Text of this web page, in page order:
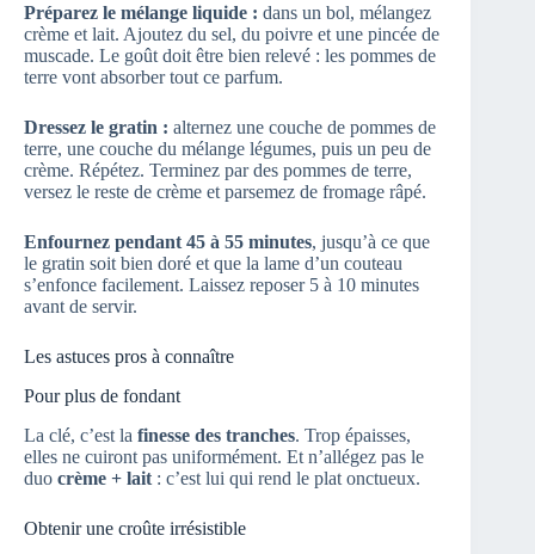
Préparez le mélange liquide : dans un bol, mélangez
crème et lait. Ajoutez du sel, du poivre et une pincée de
muscade. Le goût doit être bien relevé : les pommes de
terre vont absorber tout ce parfum.
Dressez le gratin : alternez une couche de pommes de
terre, une couche du mélange légumes, puis un peu de
crème. Répétez. Terminez par des pommes de terre,
versez le reste de crème et parsemez de fromage râpé.
Enfournez pendant 45 à 55 minutes, jusqu’à ce que
le gratin soit bien doré et que la lame d’un couteau
s’enfonce facilement. Laissez reposer 5 à 10 minutes
avant de servir.
Les astuces pros à connaître
Pour plus de fondant
La clé, c’est la finesse des tranches. Trop épaisses,
elles ne cuiront pas uniformément. Et n’allégez pas le
duo crème + lait : c’est lui qui rend le plat onctueux.
Obtenir une croûte irrésistible